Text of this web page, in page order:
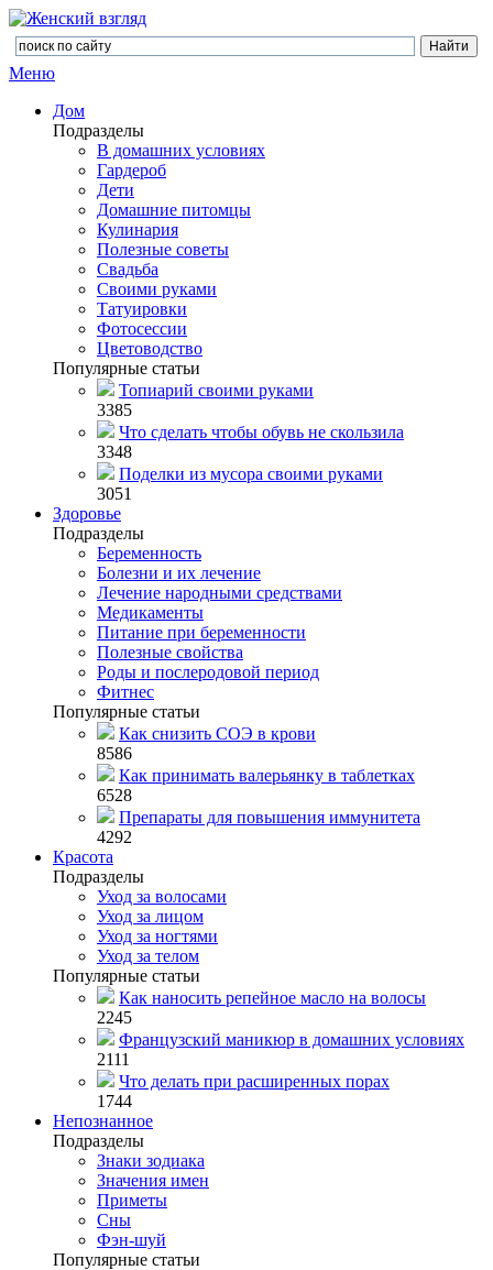
Меню
Дом
Подразделы
В домашних условиях
Гардероб
Дети
Домашние питомцы
Кулинария
Полезные советы
Свадьба
Своими руками
Татуировки
Фотосессии
Цветоводство
Популярные статьи
Топиарий своими руками
3385
Что сделать чтобы обувь не скользила
3348
Поделки из мусора своими руками
3051
Здоровье
Подразделы
Беременность
Болезни и их лечение
Лечение народными средствами
Медикаменты
Питание при беременности
Полезные свойства
Роды и послеродовой период
Фитнес
Популярные статьи
Как снизить СОЭ в крови
8586
Как принимать валерьянку в таблетках
6528
Препараты для повышения иммунитета
4292
Красота
Подразделы
Уход за волосами
Уход за лицом
Уход за ногтями
Уход за телом
Популярные статьи
Как наносить репейное масло на волосы
2245
Французский маникюр в домашних условиях
2111
Что делать при расширенных порах
1744
Непознанное
Подразделы
Знаки зодиака
Значения имен
Приметы
Сны
Фэн-шуй
Популярные статьи